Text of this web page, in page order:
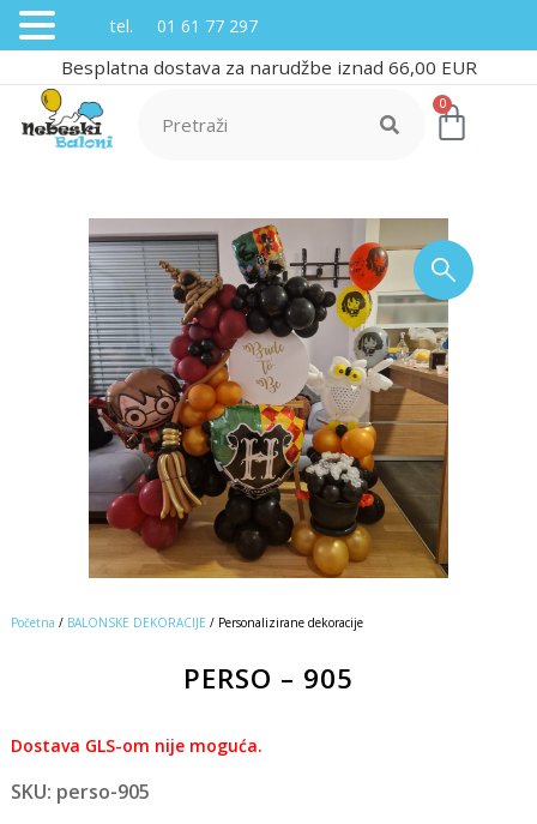
Besplatna dostava za narudžbe iznad 66,00 EUR
0
Početna / BALONSKE DEKORACIJE / Personalizirane dekoracije
PERSO – 905
Dostava GLS-om nije moguća.
SKU: perso-905
tel. 01 61 77 297